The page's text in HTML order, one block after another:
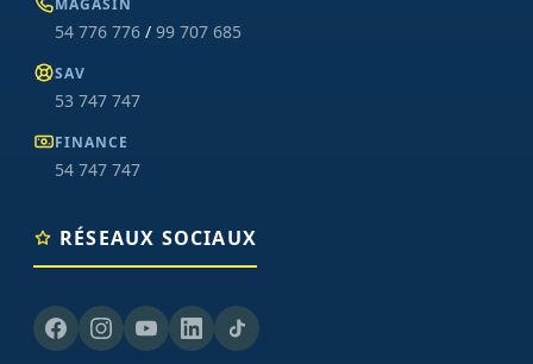
MAGASIN
54 776 776 / 99 707 685
SAV
53 747 747
FINANCE
54 747 747
RÉSEAUX SOCIAUX